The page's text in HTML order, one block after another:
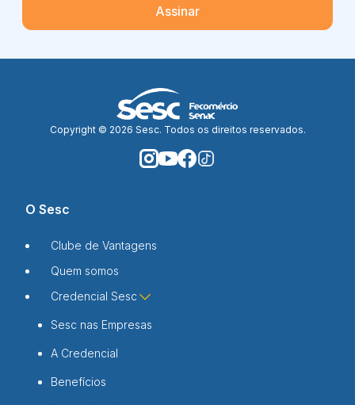
Assinar
Copyright © 2026 Sesc. Todos os direitos reservados.
O Sesc
Clube de Vantagens
Quem somos
Credencial Sesc
Sesc nas Empresas
A Credencial
Benefícios